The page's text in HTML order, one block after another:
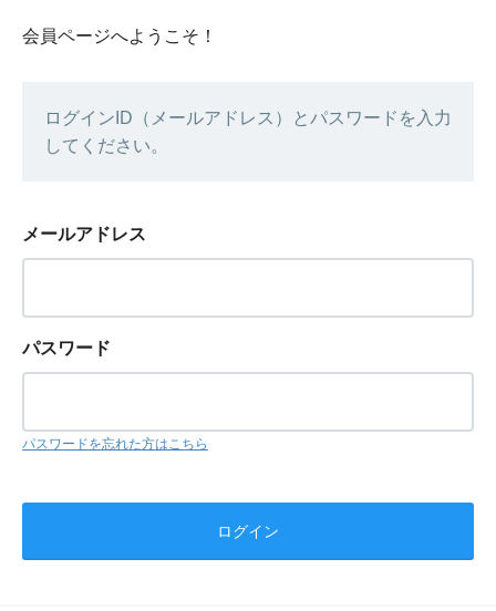
会員ページへようこそ！
ログインID（メールアドレス）とパスワードを入力
してください。
メールアドレス
パスワード
パスワードを忘れた方はこちら